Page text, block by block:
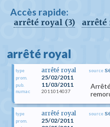
Accès rapide:
arrêté royal (3) arrêté
arrêté royal
type arrêté royal
prom. 25/02/2011
pub. 11/03/2011
numac 2011014037
source
type arrêté royal
prom. 25/02/2011
source